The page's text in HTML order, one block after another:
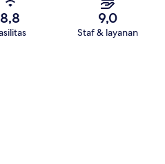
8,8 9,0
Staf & layanan